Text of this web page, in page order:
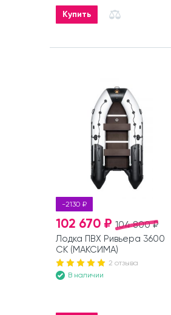
Купить
-2130 ₽
104 800 ₽
102 670 ₽
Лодка ПВХ Ривьера 3600
СК (МАКСИМА)
2 отзыва
В наличии